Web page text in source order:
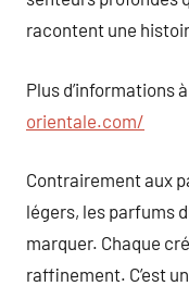
racontent une
Plus d’informations
orientale.com/
Contrairement aux
légers, les parfums
marquer. Chaque
raffinement. C’est